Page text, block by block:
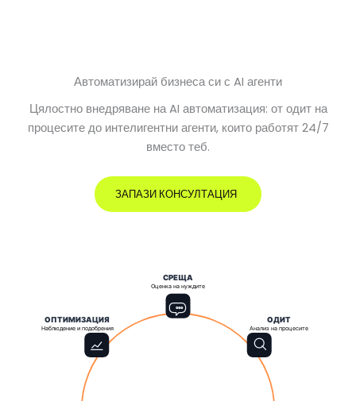
Автоматизирай бизнеса си с AI агенти
Цялостно внедряване на AI автоматизация: от одит на
процесите до интелигентни агенти, които работят 24/7
вместо теб.
ЗАПАЗИ КОНСУЛТАЦИЯ
СРЕЩА
Оценка на нуждите
ОДИТ
Анализ на процесите
ОПТИМИЗАЦИЯ
Наблюдение и подобрения